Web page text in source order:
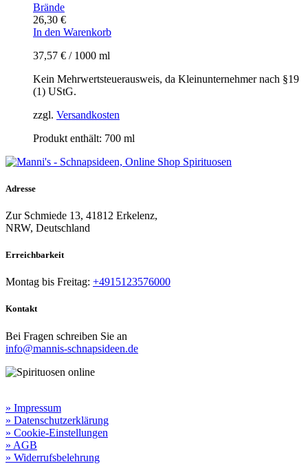
Brände
26,30 €
In den Warenkorb
37,57 € / 1000 ml
Kein Mehrwertsteuerausweis, da Kleinunternehmer nach §19
(1) UStG.
zzgl. Versandkosten
Produkt enthält: 700 ml
Adresse
Zur Schmiede 13, 41812 Erkelenz,
NRW, Deutschland
Erreichbarkeit​
Montag bis Freitag: +4915123576000
Kontakt
Bei Fragen schreiben Sie an
info@mannis-schnapsideen.de
» Impressum
» Datenschutzerklärung
» Cookie-Einstellungen
» AGB
» Widerrufsbelehrung